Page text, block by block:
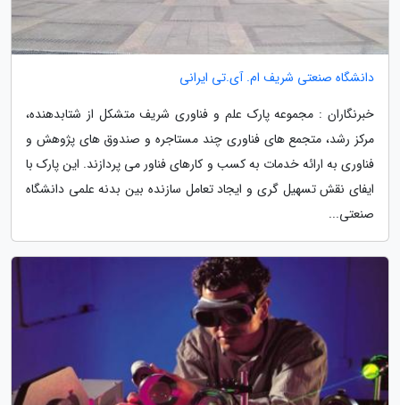
دانشگاه صنعتی شریف ام. آی.تی ایرانی
خبرنگاران : مجموعه پارک علم و فناوری شریف متشکل از شتابدهنده،
مرکز رشد، متجمع های فناوری چند مستاجره و صندوق های پژوهش و
فناوری به ارائه خدمات به کسب و کارهای فناور می پردازند. این پارک با
ایفای نقش تسهیل گری و ایجاد تعامل سازنده بین بدنه علمی دانشگاه
صنعتی...